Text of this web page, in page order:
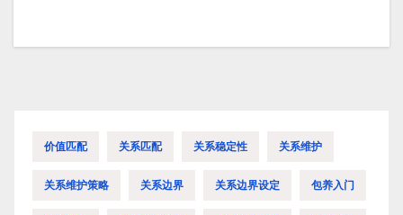
价值匹配 关系匹配 关系稳定性 关系维护
关系维护策略 关系边界 关系边界设定 包养入门